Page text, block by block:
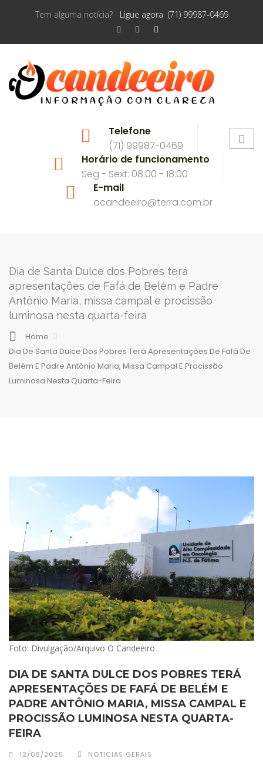
Tem alguma notícia? Ligue agora (71) 99987-0469
Telefone
(71) 99987-0469
Horário de funcionamento
Seg - Sext: 08:00 - 18:00
E-mail
ocandeeiro@terra.com.br
Dia de Santa Dulce dos Pobres terá
apresentações de Fafá de Belém e Padre
Antônio Maria, missa campal e procissão
luminosa nesta quarta-feira
Home
Dia De Santa Dulce Dos Pobres Terá Apresentações De Fafá De
Belém E Padre Antônio Maria, Missa Campal E Procissão
Luminosa Nesta Quarta-Feira
Foto: Divulgação/Arquivo O Candeeiro
DIA DE SANTA DULCE DOS POBRES TERÁ
APRESENTAÇÕES DE FAFÁ DE BELÉM E
PADRE ANTÔNIO MARIA, MISSA CAMPAL E
PROCISSÃO LUMINOSA NESTA QUARTA-
FEIRA
12/08/2025 NOTICIAS GERAIS